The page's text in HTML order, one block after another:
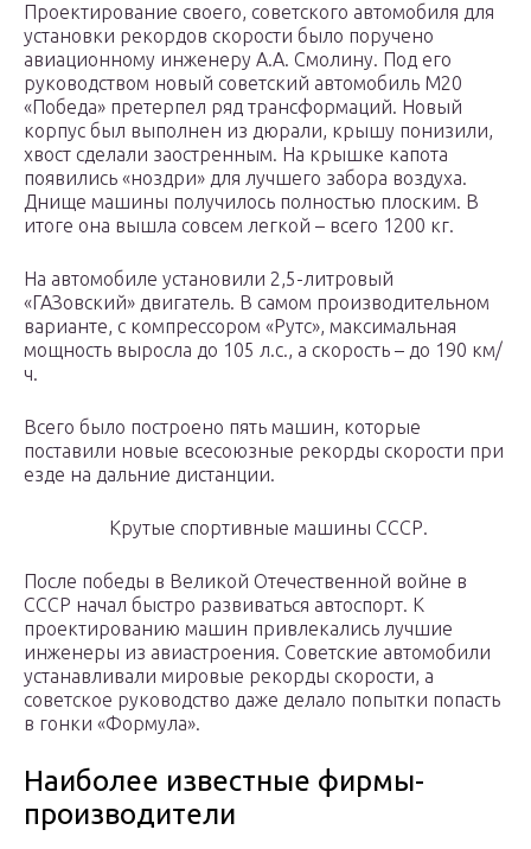
Проектирование своего, советского автомобиля для
установки рекордов скорости было поручено
авиационному инженеру А.А. Смолину. Под его
руководством новый советский автомобиль М20
«Победа» претерпел ряд трансформаций. Новый
корпус был выполнен из дюрали, крышу понизили,
хвост сделали заостренным. На крышке капота
появились «ноздри» для лучшего забора воздуха.
Днище машины получилось полностью плоским. В
итоге она вышла совсем легкой – всего 1200 кг.
На автомобиле установили 2,5-литровый
«ГАЗовский» двигатель. В самом производительном
варианте, с компрессором «Рутс», максимальная
мощность выросла до 105 л.с., а скорость – до 190 км/
ч.
Всего было построено пять машин, которые
поставили новые всесоюзные рекорды скорости при
езде на дальние дистанции.
Крутые спортивные машины СССР.
После победы в Великой Отечественной войне в
СССР начал быстро развиваться автоспорт. К
проектированию машин привлекались лучшие
инженеры из авиастроения. Советские автомобили
устанавливали мировые рекорды скорости, а
советское руководство даже делало попытки попасть
в гонки «Формула».
Наиболее известные фирмы-
производители